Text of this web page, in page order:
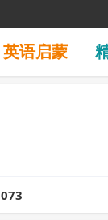
英语启蒙